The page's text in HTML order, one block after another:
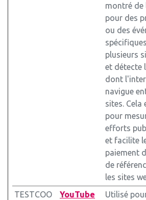
montré
pour des
ou des
plusieurs
et détecte
dont
navigue
sites. Cela
pour
efforts
et facilite
paiement
de
les sites
TESTCOO
YouTube
Utilisé